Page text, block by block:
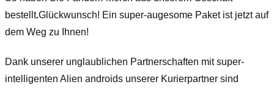
bestellt.Glückwunsch! Ein super-augesome Paket ist jetzt auf
dem Weg zu Ihnen!
Dank unserer unglaublichen Partnerschaften mit super-
intelligenten Alien androids unserer Kurierpartner sind